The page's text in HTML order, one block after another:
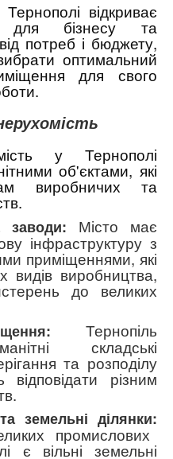
відкриває
для бізнесу та
потреб і бюджету,
оптимальний
для свого
у Тернополі
об'єктами, які
виробничих та
заводи: Місто має
інфраструктуру з
приміщеннями, які
видів виробництва,
до великих
Тернопіль
складські
та розподілу
різним
земельні ділянки:
промислових
є вільні земельні